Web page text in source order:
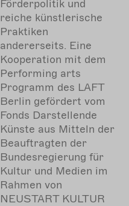
Förderpolitik und
reiche künstlerische
Praktiken
andererseits. Eine
Kooperation mit dem
Performing arts
Programm des LAFT
Berlin gefördert vom
Fonds Darstellende
Künste aus Mitteln der
Beauftragten der
Bundesregierung für
Kultur und Medien im
Rahmen von
NEUSTART KULTUR